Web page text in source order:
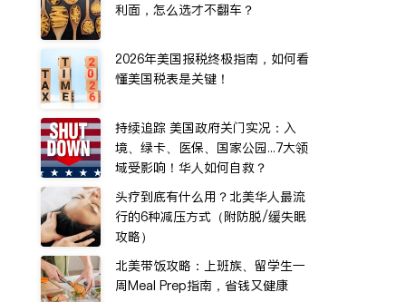
利面，怎么选才不翻车？
2026年美国报税终极指南，如何看
懂美国税表是关键！
持续追踪 美国政府关门实况：入
境、绿卡、医保、国家公园...7大领
域受影响！华人如何自救？
头疗到底有什么用？北美华人最流
行的6种减压方式（附防脱/缓失眠
攻略）
北美带饭攻略：上班族、留学生一
周Meal Prep指南，省钱又健康